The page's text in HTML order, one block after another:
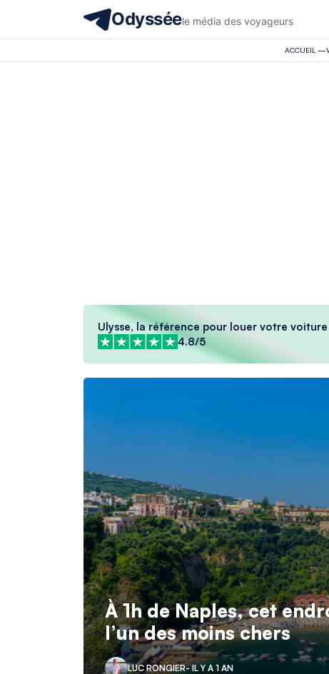
Odysséele média des voyageurs
ACCUEIL —
Ulysse, la référence pour louer votre voiture
4.8/5
À 1h de Naples, cet
l’un des moins chers
LUC RONGIER- IL Y A 1 AN